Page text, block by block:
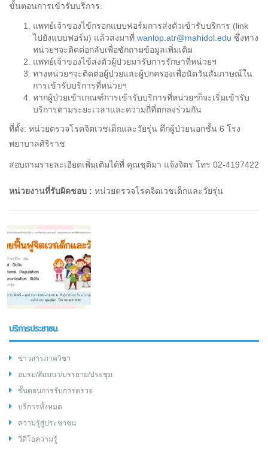
ขั้นตอนการเข้ารับบริการ:
แพทย์เจ้าของไข้กรอกแบบฟอร์มการส่งตัวเข้ารับบริการ (link
ไปยังแบบฟอร์ม) แล้วส่งมาที่ wanlop.atr@mahidol.edu ซึ่งทาง
หน่วยฯจะติดต่อกลับเพื่อซักถามข้อมูลเพิ่มเติม
แพทย์เจ้าของไข้ส่งตัวผู้ป่วยมารับการรักษาที่หน่วยฯ
ทางหน่วยฯจะติดต่อผู้ป่วยและผู้ปกครองเพื่อนัดวันสัมภาษณ์ใน
การเข้ารับบริการที่หน่วยฯ
หากผู้ป่วยเข้าเกณฑ์การเข้ารับบริการที่หน่วยฯก็จะเริ่มเข้ารับ
บริการตามระยะเวลาและความถี่ที่ตกลงร่วมกัน
ที่ตั้ง: หน่วยตรวจโรคจิตเวชเด็กและวัยรุ่น ตึกผู้ป่วยนอกชั้น 6 โรง
พยาบาลศิริราช
สอบถามรายละเอียดเพิ่มเติมได้ที่ คุณชุติมา แจ้งจิตร โทร 02-4197422
หน่วยงานที่รับผิดชอบ : หน่วยตรวจโรคจิตเวชเด็กและวัยรุ่น
บริการประชาชน
ข่าวสารภาควิชา
อบรม/สัมมนา/บรรยาย/ประชุม
ขั้นตอนการรับการตรวจ
บริการทั้งหมด
ความรู้สู่ประชาชน
วีดีโอความรู้